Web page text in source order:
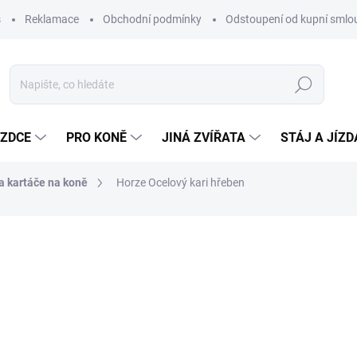
Reklamace Obchodní podmínky Odstoupení od kupní
Hledat
PRO KONĚ JINÁ ZVÍŘATA STÁJ A
kartáče na koně Horze Ocelový kari hřeben